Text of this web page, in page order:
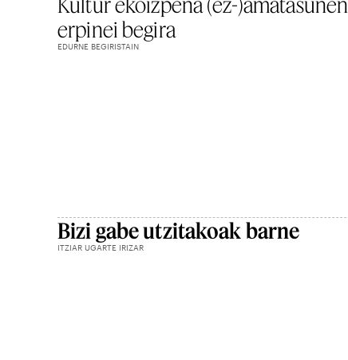
erpinei begira
EDURNE BEGIRISTAIN
Bizi gabe utzitakoak barne
ITZIAR UGARTE IRIZAR